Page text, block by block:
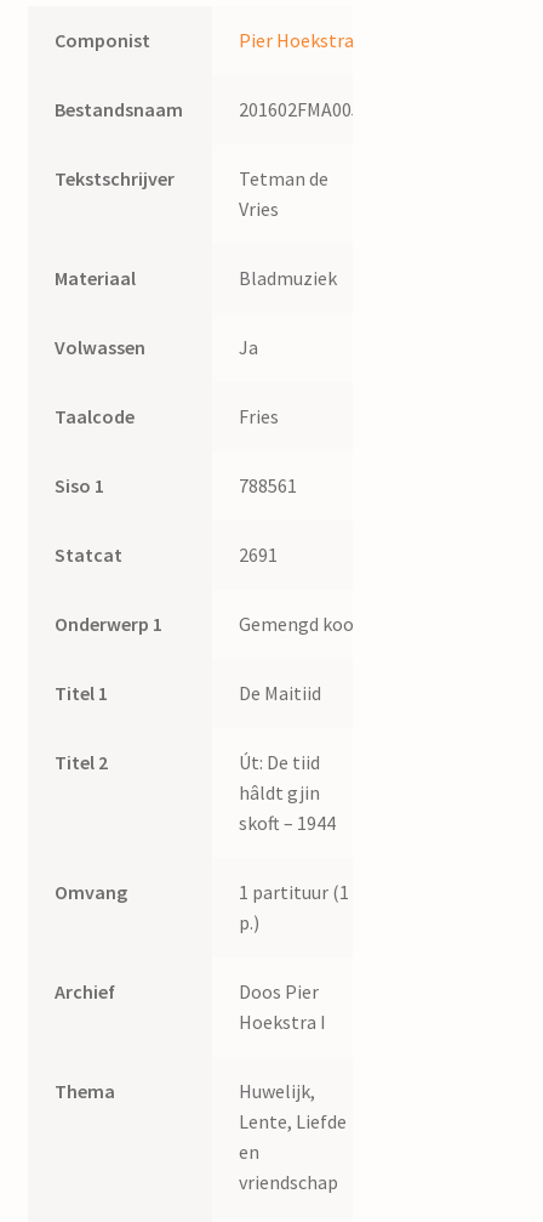
Componist Pier Hoekstra
Bestandsnaam 201602FMA005
Tekstschrijver
Tetman de
Vries
Materiaal Bladmuziek
Volwassen Ja
Taalcode Fries
Siso 1 788561
Statcat 2691
Onderwerp 1 Gemengd koor
Titel 1 De Maitiid
Titel 2
Út: De tiid
hâldt gjin
skoft – 1944
Omvang
1 partituur (1
p.)
Archief
Doos Pier
Hoekstra I
Thema
Huwelijk,
Lente, Liefde
en
vriendschap